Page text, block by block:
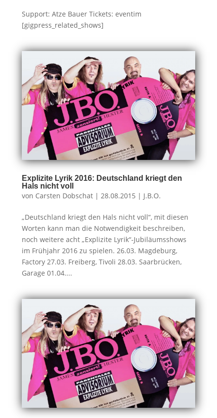
Support: Atze Bauer Tickets: eventim
[gigpress_related_shows]
Explizite Lyrik 2016: Deutschland kriegt den
Hals nicht voll
von Carsten Dobschat| 28.08.2015 | J.B.O.
„Deutschland kriegt den Hals nicht voll“, mit diesen
Worten kann man die Notwendigkeit beschreiben,
noch weitere acht „Explizite Lyrik“-Jubiläumsshows
im Frühjahr 2016 zu spielen. 26.03. Magdeburg,
Factory 27.03. Freiberg, Tivoli 28.03. Saarbrücken,
Garage 01.04....